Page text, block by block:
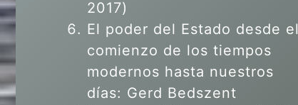
2017)
El poder del Estado desde el
comienzo de los tiempos
modernos hasta nuestros
días: Gerd Bedszent